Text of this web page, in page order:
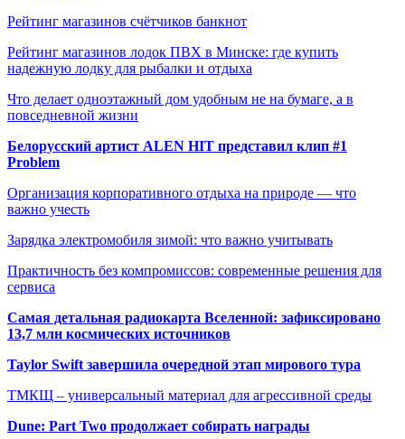
Рейтинг магазинов счётчиков банкнот
Рейтинг магазинов лодок ПВХ в Минске: где купить
надежную лодку для рыбалки и отдыха
Что делает одноэтажный дом удобным не на бумаге, а в
повседневной жизни
Белорусский артист ALEN HIT представил клип #1
Problem
Организация корпоративного отдыха на природе — что
важно учесть
Зарядка электромобиля зимой: что важно учитывать
Практичность без компромиссов: современные решения для
сервиса
Самая детальная радиокарта Вселенной: зафиксировано
13,7 млн космических источников
Taylor Swift завершила очередной этап мирового тура
ТМКЩ – универсальный материал для агрессивной среды
Dune: Part Two продолжает собирать награды